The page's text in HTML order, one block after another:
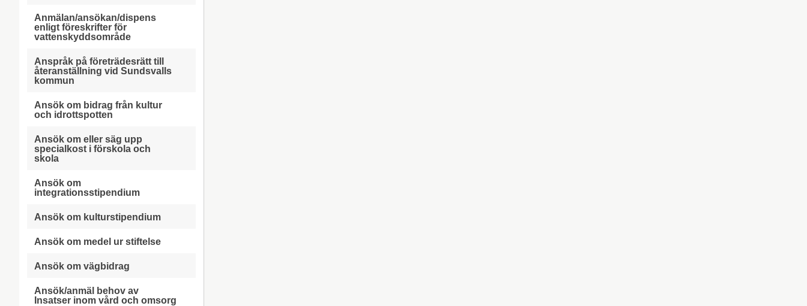
Anmälan/ansökan/dispens
enligt föreskrifter för
vattenskyddsområde
Anspråk på företrädesrätt till
återanställning vid Sundsvalls
kommun
Ansök om bidrag från kultur
och idrottspotten
Ansök om eller säg upp
specialkost i förskola och
skola
Ansök om
integrationsstipendium
Ansök om kulturstipendium
Ansök om medel ur stiftelse
Ansök om vägbidrag
Ansök/anmäl behov av
Insatser inom vård och omsorg